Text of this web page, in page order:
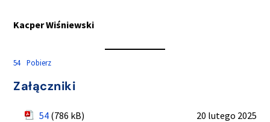
Kacper Wiśniewski
54 Pobierz
Załączniki
54 (786 kB) 20 lutego 2025